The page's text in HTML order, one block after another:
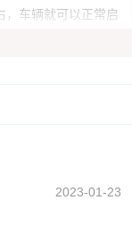
，车辆就可以正常启
电瓶充电，如果电
，开开停停，会导致
高速公路上以稳定
2023-01-23